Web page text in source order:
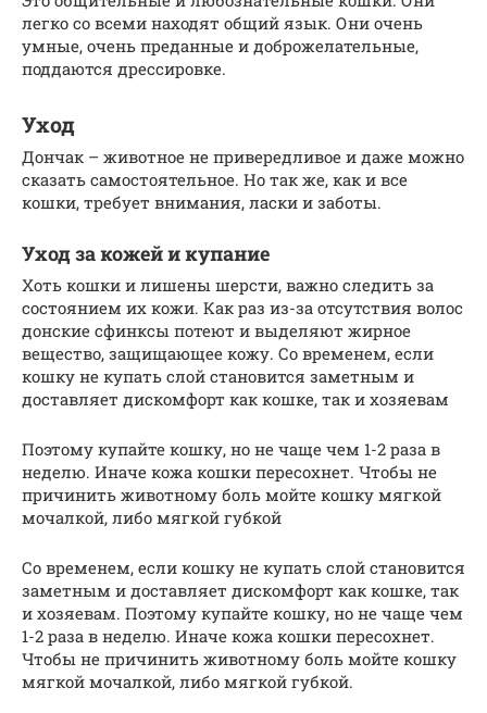
легко со всеми находят общий язык. Они очень
умные, очень преданные и доброжелательные,
поддаются дрессировке.
Уход
Дончак – животное не привередливое и даже можно
сказать самостоятельное. Но так же, как и все
кошки, требует внимания, ласки и заботы.
Уход за кожей и купание
Хоть кошки и лишены шерсти, важно следить за
состоянием их кожи. Как раз из-за отсутствия волос
донские сфинксы потеют и выделяют жирное
вещество, защищающее кожу. Со временем, если
кошку не купать слой становится заметным и
доставляет дискомфорт как кошке, так и хозяевам
Поэтому купайте кошку, но не чаще чем 1-2 раза в
неделю. Иначе кожа кошки пересохнет. Чтобы не
причинить животному боль мойте кошку мягкой
мочалкой, либо мягкой губкой
Со временем, если кошку не купать слой становится
заметным и доставляет дискомфорт как кошке, так
и хозяевам. Поэтому купайте кошку, но не чаще чем
1-2 раза в неделю. Иначе кожа кошки пересохнет.
Чтобы не причинить животному боль мойте кошку
мягкой мочалкой, либо мягкой губкой.